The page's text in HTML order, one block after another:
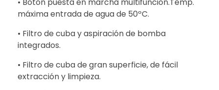
máxima entrada de agua de 50ºC.
• Filtro de cuba y aspiración de bomba
integrados.
• Filtro de cuba de gran superficie, de fácil
extracción y limpieza.